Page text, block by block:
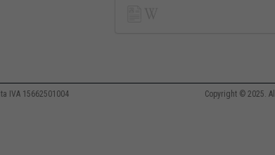
IVA 15662501004 Copyright © 2025.